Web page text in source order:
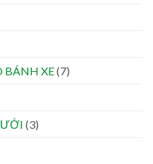
BÁNH XE(7)
(3)